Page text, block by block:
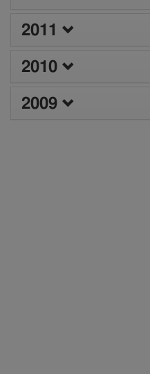
2011
2010
2009